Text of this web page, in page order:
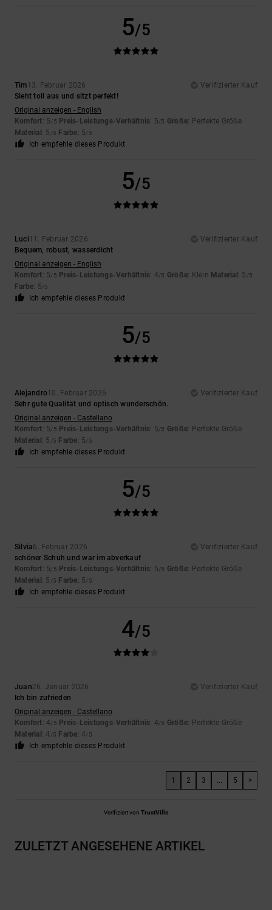
5/5
Tim13. Februar 2026
Verifizierter Kauf
Sieht toll aus und sitzt perfekt!
Original anzeigen - English
Komfort: 5/5 Preis-Leistungs-Verhältnis: 5/5 Größe: Perfekte Größe
Material : 5 /5 Farbe: 5/5
Ich empfehle dieses Produkt
5/5
Luci11. Februar 2026
Verifizierter Kauf
Bequem, robust, wasserdicht
Original anzeigen - English
Komfort: 5/5 Preis-Leistungs-Verhältnis: 4/5 Größe: Klein Material : 5 /5
Farbe: 5/5
Ich empfehle dieses Produkt
5/5
Alejandro10. Februar 2026
Verifizierter Kauf
Sehr gute Qualität und optisch wunderschön.
Original anzeigen - Castellano
Komfort: 5/5 Preis-Leistungs-Verhältnis: 5/5 Größe: Perfekte Größe
Material : 5 /5 Farbe: 5/5
Ich empfehle dieses Produkt
5/5
Silvia6. Februar 2026
Verifizierter Kauf
schöner Schuh und war im abverkauf
Komfort: 5/5 Preis-Leistungs-Verhältnis: 5/5 Größe: Perfekte Größe
Material : 5 /5 Farbe: 5/5
Ich empfehle dieses Produkt
4/5
Juan26. Januar 2026
Verifizierter Kauf
Ich bin zufrieden
Original anzeigen - Castellano
Komfort: 4/5 Preis-Leistungs-Verhältnis: 4/5 Größe: Perfekte Größe
Material : 4 /5 Farbe: 4/5
Ich empfehle dieses Produkt
1 2 3 ... 5 >
Verifiziert von TrustVille
ZULETZT ANGESEHENE ARTIKEL